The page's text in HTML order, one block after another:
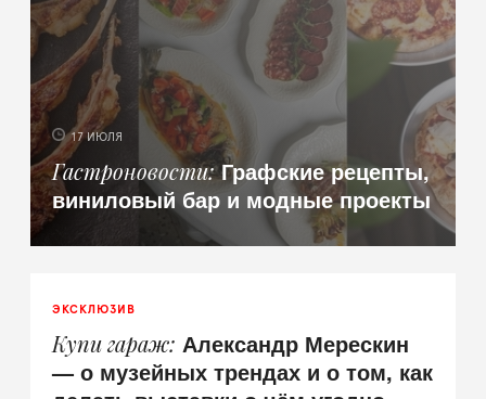
17 ИЮЛЯ
Гастроновости Графские рецепты,
виниловый бар и модные проекты
ЭКСКЛЮЗИВ
Купи гараж Александр Мерескин
— о музейных трендах и о том, как